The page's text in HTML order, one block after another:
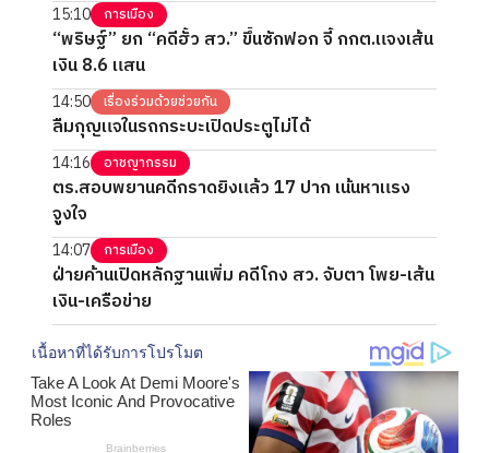
15:10 การเมือง
“พริษฐ์” ยก “คดีฮั้ว สว.” ขึ้นซักฟอก จี้ กกต.แจงเส้น
เงิน 8.6 แสน
14:50 เรื่องร่วมด้วยช่วยกัน
ลืมกุญแจในรถกระบะเปิดประตูไม่ได้
14:16 อาชญากรรม
ตร.สอบพยานคดีกราดยิงแล้ว 17 ปาก เน้นหาแรง
จูงใจ
14:07 การเมือง
ฝ่ายค้านเปิดหลักฐานเพิ่ม คดีโกง สว. จับตา โพย-เส้น
เงิน-เครือข่าย